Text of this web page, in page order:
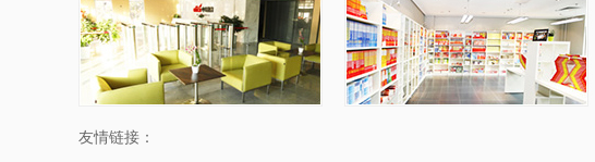
友情链接：